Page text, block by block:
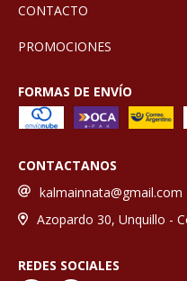
CONTACTO
PROMOCIONES
FORMAS DE ENVÍO
CONTACTANOS
kalmainnata@gmail.com
Azopardo 30, Unquillo -
REDES SOCIALES